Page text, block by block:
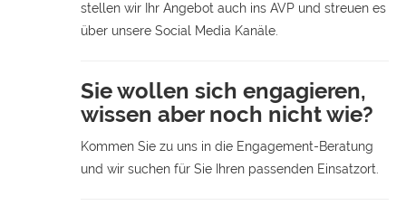
stellen wir Ihr Angebot auch ins AVP und streuen es
über unsere Social Media Kanäle.
Sie wollen sich engagieren,
wissen aber noch nicht wie?
Kommen Sie zu uns in die Engagement-Beratung
und wir suchen für Sie Ihren passenden Einsatzort.